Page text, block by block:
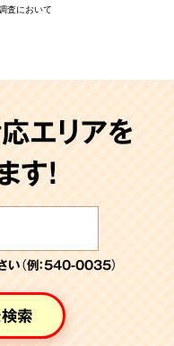
査において
エリアを
す!
（例：540-0035）
索